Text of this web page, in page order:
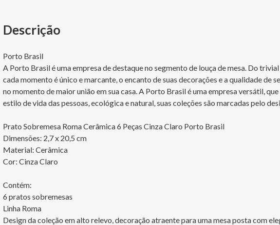
Porto Brasil
A Porto Brasil é uma empresa de destaque no segmento de louça de mesa. Do
cada momento é único e marcante, o encanto de suas decorações e a qualidade de
no momento de maior união em sua casa. A Porto Brasil é uma empresa versátil,
estilo de vida das pessoas, ecológica e natural, suas coleções são marcadas pelo
Prato Sobremesa Roma Cerâmica 6 Peças Cinza Claro Porto Brasil
Dimensões: 2,7 x 20,5 cm
Material: Cerâmica
Cor: Cinza Claro
Contém:
6 pratos sobremesas
Linha Roma
Design da coleção em alto relevo, decoração atraente para uma mesa posta com